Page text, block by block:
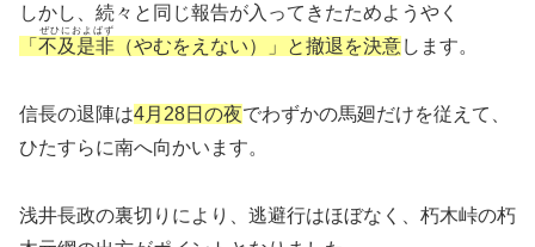
しかし、続々と同じ報告が入ってきたためようやく
「 不及是非
ぜひにおよばず
（やむをえない）」と撤退を決意します。
信長の退陣は4月28日の夜でわずかの馬廻だけを従えて、
ひたすらに南へ向かいます。
浅井長政の裏切りにより、逃避行はほぼなく、朽木峠の朽